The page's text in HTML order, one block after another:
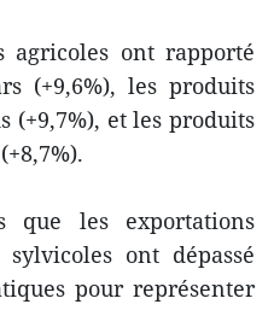
agricoles ont rapporté
(+9,6%), les produits
(+9,7%), et les produits
que les exportations
ont dépassé
pour représenter